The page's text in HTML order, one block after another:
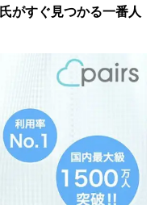
がすぐ見つかる一番人